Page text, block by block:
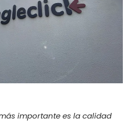
importante es la calidad